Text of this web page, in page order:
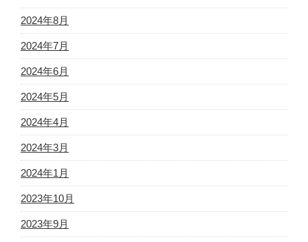
2024年8月
2024年7月
2024年6月
2024年5月
2024年4月
2024年3月
2024年1月
2023年10月
2023年9月